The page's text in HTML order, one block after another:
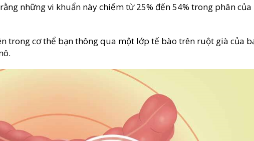
những vi khuẩn này chiếm từ 25% đến 54% trong phân của
trong cơ thể bạn thông qua một lớp tế bào trên ruột già của